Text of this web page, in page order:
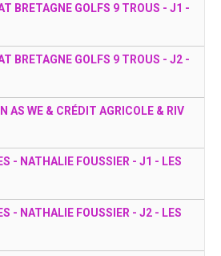
BRETAGNE GOLFS 9 TROUS - J1 -
BRETAGNE GOLFS 9 TROUS - J2 -
AS WE & CRÉDIT AGRICOLE & RIV
- NATHALIE FOUSSIER - J1 - LES
- NATHALIE FOUSSIER - J2 - LES